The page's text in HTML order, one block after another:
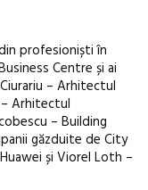
profesioniști în
Centre și ai
– Arhitectul
– Arhitectul
– Building
găzduite de City
și Viorel Loth –